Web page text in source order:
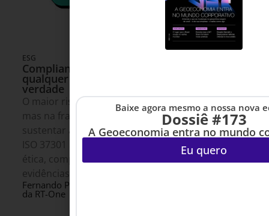
ESG
Compliance não é burocracia, é a base de
qualquer compromisso ESG que vale de
verdade
O maior risco do ESG não está no “E” nem no “S”,
mas na fragilidade da governança que deveria
sustentar ambos. Este artigo mostra como a NBR
ISO 37301 ajuda organizações a transformar
ética, compliance e gestão de riscos em
evidências concretas de maturidade ESG.
Fernando Palamone - CEO
da RT-One
Baixe agora mesmo a nossa nova
Dossiê #173
A Geoeconomia entra no mundo
Eu quero